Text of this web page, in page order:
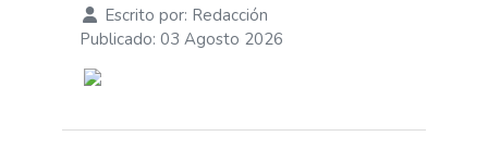
Escrito por: Redacción
Publicado: 03 Agosto 2026